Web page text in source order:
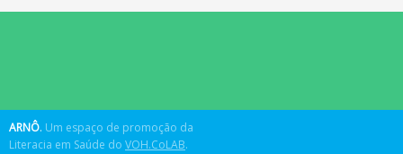
ARNÔ. Um espaço de promoção da
Literacia em Saúde do VOH.CoLAB.